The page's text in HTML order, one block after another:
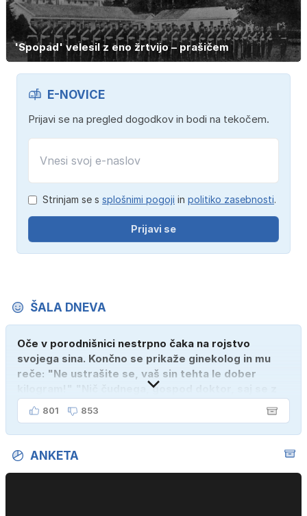
'Spopad' velesil z eno žrtvijo – prašičem
E-NOVICE
Prijavi se na pregled dogodkov in bodi na tekočem.
Strinjam se s splošnimi pogoji in politiko zasebnosti.
Prijavi se
ŠALA DNEVA
Oče v porodnišnici nestrpno čaka na rojstvo
svojega sina. Končno se prikaže ginekolog in mu
reče: "Ne ustrašite se, vaš sin tehta le dober
kilogram!" "Nič čudnega, gospod doktor, saj se z
ženo poznava šele tri mesece."
801 853
ANKETA